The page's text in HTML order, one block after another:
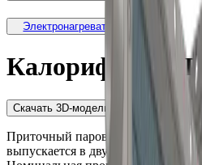
Электронагреватели
Калорифер
Скачать 3D-модель
Приточный паровой
выпускается в двух, трех и